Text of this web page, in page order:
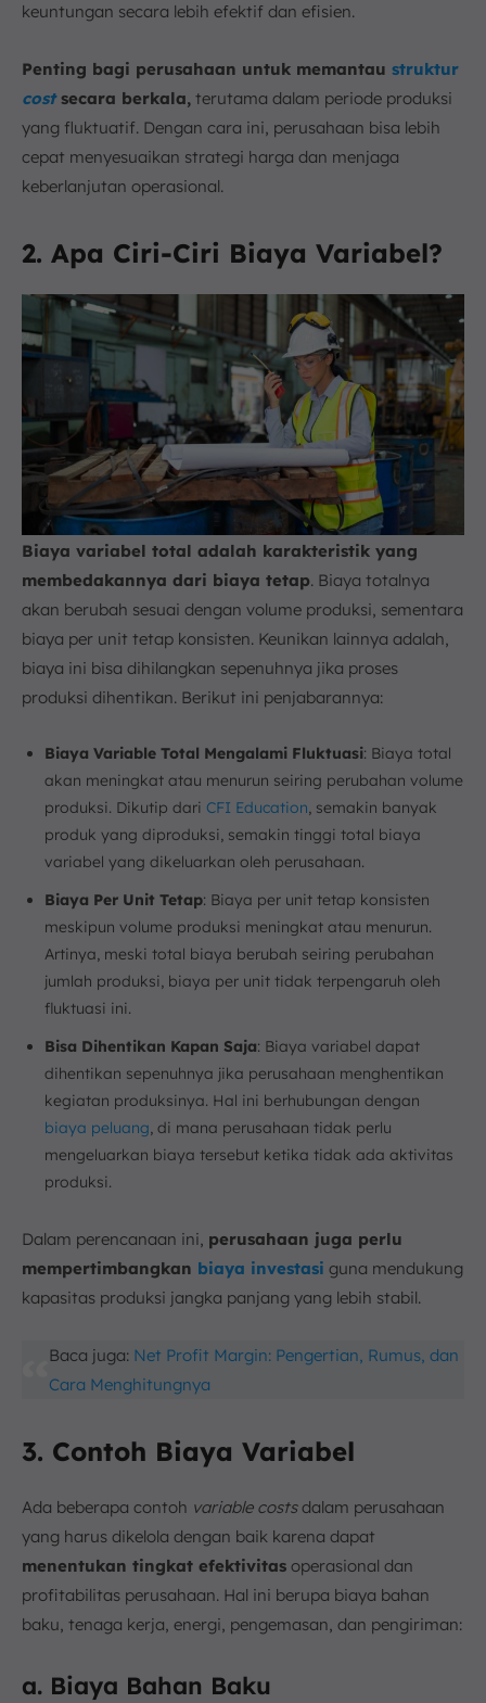
keuntungan secara lebih efektif dan efisien.
Penting bagi perusahaan untuk memantau struktur
costsecara berkala, terutama dalam periode produksi
yang fluktuatif. Dengan cara ini, perusahaan bisa lebih
cepat menyesuaikan strategi harga dan menjaga
keberlanjutan operasional.
2. Apa Ciri-Ciri Biaya Variabel?
Biaya variabel total adalah karakteristik yang
membedakannya dari biaya tetap. Biaya totalnya
akan berubah sesuai dengan volume produksi, sementara
biaya per unit tetap konsisten. Keunikan lainnya adalah,
biaya ini bisa dihilangkan sepenuhnya jika proses
produksi dihentikan. Berikut ini penjabarannya:
Biaya Variable Total Mengalami Fluktuasi: Biaya total
akan meningkat atau menurun seiring perubahan volume
produksi. Dikutip dari CFI Education , semakin banyak
produk yang diproduksi, semakin tinggi total biaya
variabel yang dikeluarkan oleh perusahaan.
Biaya Per Unit Tetap: Biaya per unit tetap konsisten
meskipun volume produksi meningkat atau menurun.
Artinya, meski total biaya berubah seiring perubahan
jumlah produksi, biaya per unit tidak terpengaruh oleh
fluktuasi ini.
Bisa Dihentikan Kapan Saja: Biaya variabel dapat
dihentikan sepenuhnya jika perusahaan menghentikan
kegiatan produksinya. Hal ini berhubungan dengan
biaya peluang , di mana perusahaan tidak perlu
mengeluarkan biaya tersebut ketika tidak ada aktivitas
produksi.
Dalam perencanaan ini, perusahaan juga perlu
mempertimbangkan biaya investasi guna mendukung
kapasitas produksi jangka panjang yang lebih stabil.
Baca juga: Net Profit Margin: Pengertian, Rumus, dan
Cara Menghitungnya
3. Contoh Biaya Variabel
Ada beberapa contoh variable costsdalam perusahaan
yang harus dikelola dengan baik karena dapat
menentukan tingkat efektivitas operasional dan
profitabilitas perusahaan. Hal ini berupa biaya bahan
baku, tenaga kerja, energi, pengemasan, dan pengiriman:
a. Biaya Bahan Baku